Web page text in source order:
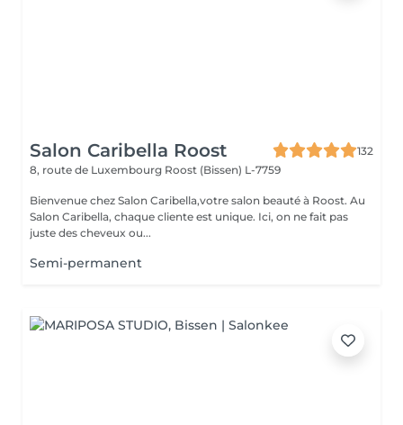
Salon Caribella Roost
132
8, route de Luxembourg Roost (Bissen) L-7759
Bienvenue chez Salon Caribella,votre salon beauté à Roost. Au
Salon Caribella, chaque cliente est unique. Ici, on ne fait pas
juste des cheveux ou...
Semi-permanent